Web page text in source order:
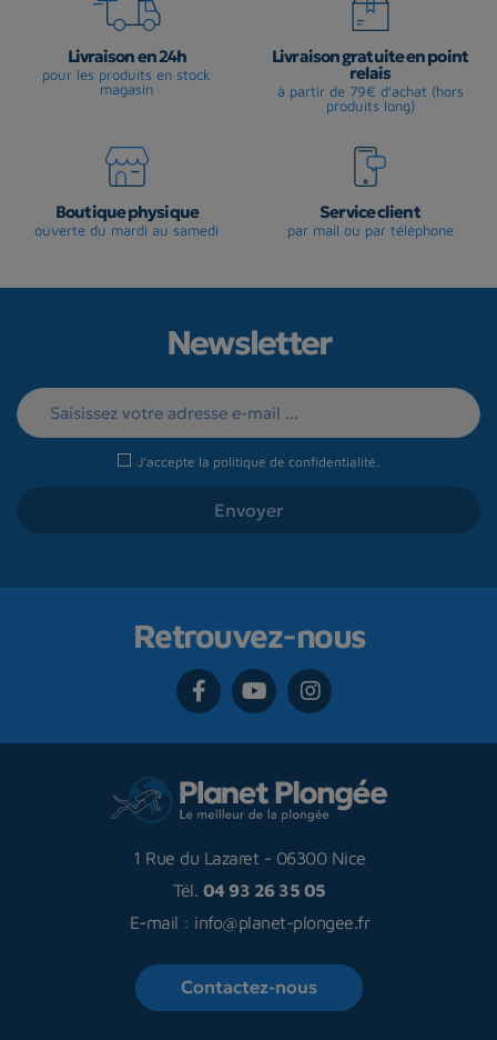
Livraison en 24h
pour les produits en stock
magasin
Livraison gratuite en point
relais
à partir de 79€ d'achat (hors
produits long)
Boutique physique
ouverte du mardi au samedi
Service client
par mail ou par téléphone
Newsletter
J'accepte la politique de confidentialité.
Retrouvez-nous
1 Rue du Lazaret - 06300 Nice
Tél. 04 93 26 35 05
E-mail : info@planet-plongee.fr
Contactez-nous